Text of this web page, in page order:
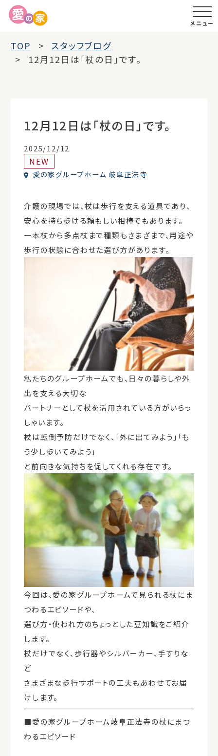
メニュー
TOP
スタッフブログ
12月12日は「杖の日」です。
12月12日は「杖の日」です。
2025/12/12
NEW
愛の家グループホーム 岐阜正法寺
介護の現場では、杖は歩行を支える道具であり、
安心を持ち歩ける頼もしい相棒でもあります。
一本杖から多点杖まで種類もさまざまで、用途や
歩行の状態に合わせた選び方があります。
私たちのグループホームでも、日々の暮らしや外
出を支える大切な
パートナーとして杖を活用されている方がいらっ
しゃいます。
杖は転倒予防だけでなく、「外に出てみよう」「も
う少し歩いてみよう」
と前向きな気持ちを促してくれる存在です。
今回は、愛の家グループホームで見られる杖にま
つわるエピソードや、
選び方・使われ方のちょっとした豆知識をご紹介
します。
杖だけでなく、歩行器やシルバーカー、手すりな
ど
さまざまな歩行サポートの工夫もあわせてお届
けします。
■愛の家グループホーム岐阜正法寺の杖にまつ
わるエピソード